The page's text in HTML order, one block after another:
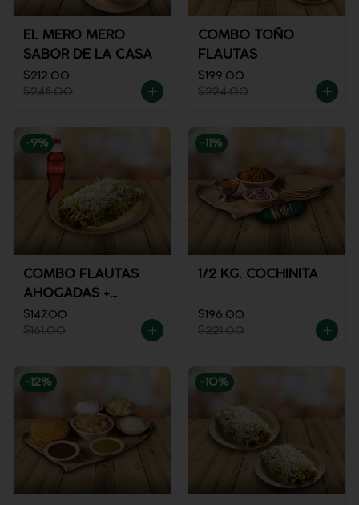
EL MERO MERO
SABOR DE LA CASA
$212.00
$248.00
COMBO TOÑO
FLAUTAS
$199.00
$224.00
-9%
COMBO FLAUTAS
AHOGADAS +
REFRESCO
$147.00
$161.00
-11 %
1/2 KG. COCHINITA
$196.00
$221.00
-12% -10%